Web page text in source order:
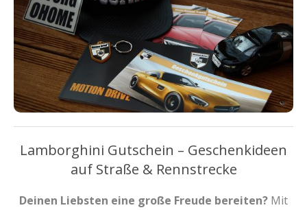
Lamborghini Gutschein – Geschenkideen
auf Straße & Rennstrecke
Deinen Liebsten eine große Freude bereiten? Mit